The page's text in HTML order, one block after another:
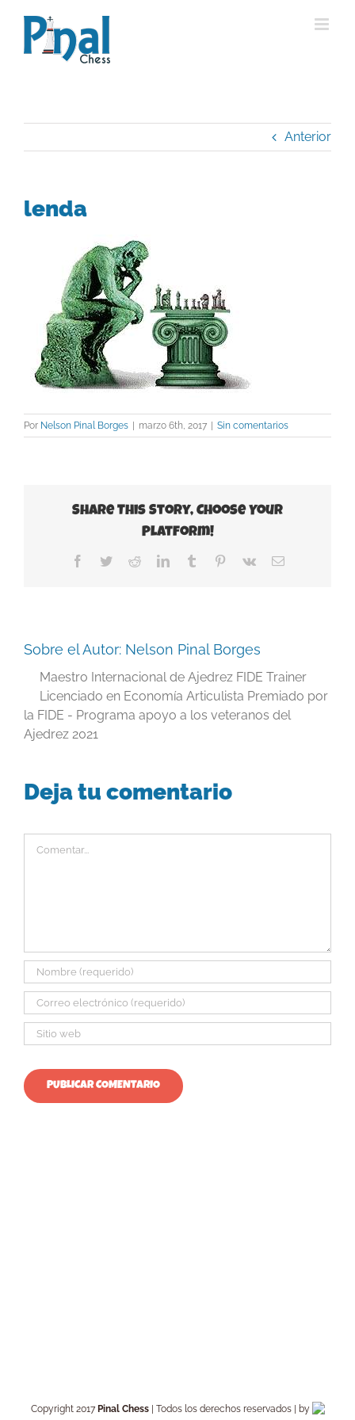
contenido
Anterior
lenda
Por Nelson Pinal Borges | marzo 6th, 2017 | Sin comentarios
Share This Story, Choose Your
Platform!
Facebook
TwitterRedditLinkedInTumblr Pinterest
Vk
Correo
Sobre el Autor: Nelson Pinal Borges
Maestro Internacional de Ajedrez FIDE Trainer
Licenciado en Economía Articulista Premiado por
la FIDE - Programa apoyo a los veteranos del
Ajedrez 2021
Deja tu comentario
Copyright 2017 Pinal Chess| Todos los derechos reservados | by